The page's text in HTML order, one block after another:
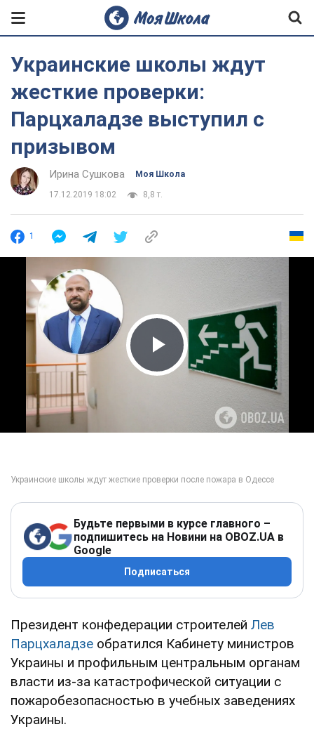
Украинские школы ждут
жесткие проверки:
Парцхаладзе выступил с
призывом
Ирина Сушкова Моя Школа
17.12.2019 18:02 8,8 т.
1
Play Video
Будьте первыми в курсе главного –
подпишитесь на Новини на OBOZ.UA в
Google
Подписаться
Президент конфедерации строителей Лев
Парцхаладзе обратился Кабинету министров
Украины и профильным центральным органам
власти из-за катастрофической ситуации с
пожаробезопасностью в учебных заведениях
Украины.